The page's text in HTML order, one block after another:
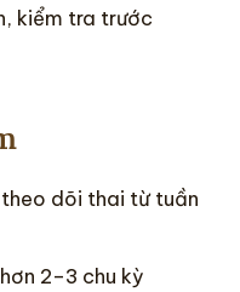
kiểm tra trước
dõi thai từ tuần
2–3 chu kỳ